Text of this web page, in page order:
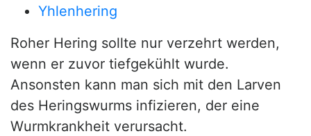
Yhlenhering
Roher Hering sollte nur verzehrt werden,
wenn er zuvor tiefgekühlt wurde.
Ansonsten kann man sich mit den Larven
des Heringswurms infizieren, der eine
Wurmkrankheit verursacht.